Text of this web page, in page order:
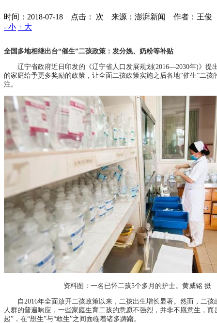
时间：2018-07-18 点击： 次 来源：澎湃新闻 作者：王俊
- 小 + 大
全国多地相继出台“催生”二孩政策：发分娩、奶粉等补贴
辽宁省政府近日印发的《辽宁省人口发展规划(2016—2030年)》提
的家庭给予更多奖励的政策，让全面二孩政策实施之后各地“催生”二孩
注。
资料图：一名已怀二孩5个多月的护士。黄威铭 摄
自2016年全面放开二孩政策以来，二孩出生增长显著。然而，二孩
人群的普遍响应，一些家庭生育二孩的意愿不强烈，并非不愿意生，而
起”，在“想生”与“敢生”之间面临着诸多踌躇。